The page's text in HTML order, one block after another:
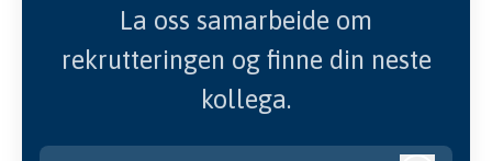
La oss samarbeide om
rekrutteringen og finne din neste
kollega.